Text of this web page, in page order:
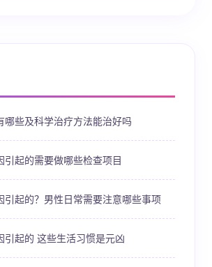
哪些及科学治疗方法能治好吗
引起的需要做哪些检查项目
引起的？男性日常需要注意哪些事项
引起的 这些生活习惯是元凶